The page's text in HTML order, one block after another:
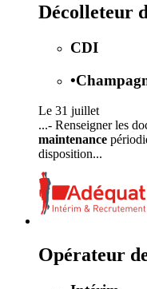
Décolleteur
CDI
•
Le 31 juillet
...- Renseigner les
maintenance
disposition...
Opérateur